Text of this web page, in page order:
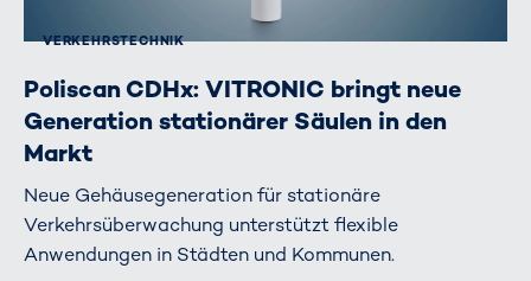
VERKEHRS­TECHNIK
Poliscan CDHx: VITRONIC bringt neue
Generation stationärer Säulen in den
Markt
Neue Gehäusegeneration für stationäre
Verkehrsüberwachung unterstützt flexible
Anwendungen in Städten und Kommunen.